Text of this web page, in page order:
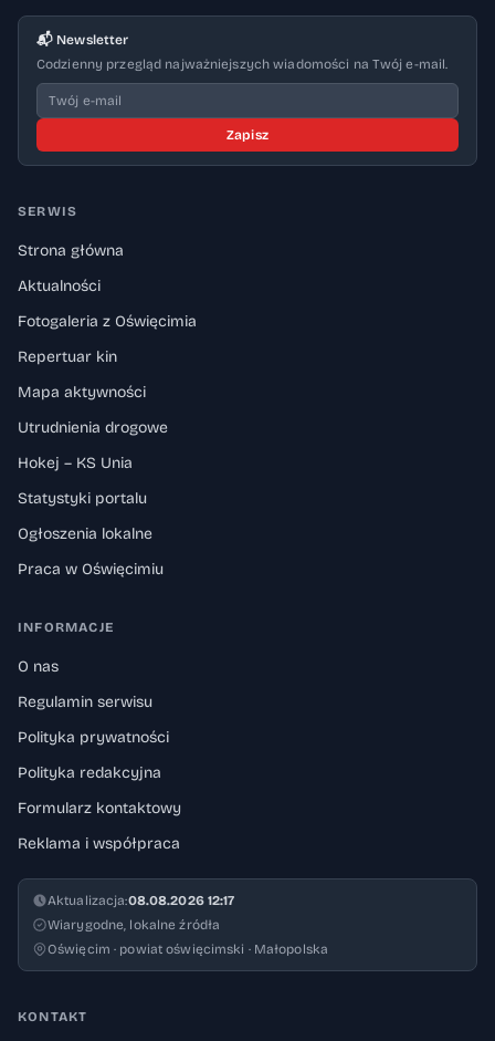
📬 Newsletter
Codzienny przegląd najważniejszych wiadomości na Twój e-mail.
Zapisz
SERWIS
Strona główna
Aktualności
Fotogaleria z Oświęcimia
Repertuar kin
Mapa aktywności
Utrudnienia drogowe
Hokej – KS Unia
Statystyki portalu
Ogłoszenia lokalne
Praca w Oświęcimiu
INFORMACJE
O nas
Regulamin serwisu
Polityka prywatności
Polityka redakcyjna
Formularz kontaktowy
Reklama i współpraca
Aktualizacja:08.08.2026 12:17
Wiarygodne, lokalne źródła
Oświęcim · powiat oświęcimski · Małopolska
KONTAKT